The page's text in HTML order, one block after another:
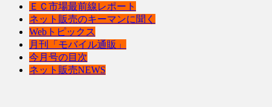
ＥＣ市場最前線レポート
ネット販売のキーマンに聞く
Webトピックス
月刊「モバイル通販」
今月号の目次
ネット販売NEWS